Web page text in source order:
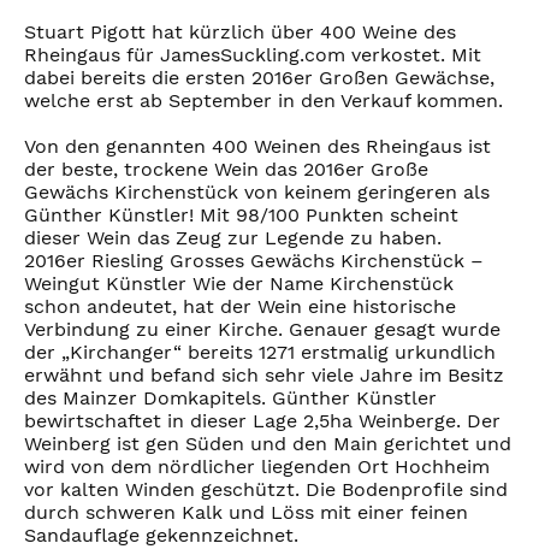
Stuart Pigott hat kürzlich über 400 Weine des
Rheingaus für JamesSuckling.com verkostet. Mit
dabei bereits die ersten 2016er Großen Gewächse,
welche erst ab September in den Verkauf kommen.
Von den genannten 400 Weinen des Rheingaus ist
der beste, trockene Wein das 2016er Große
Gewächs Kirchenstück von keinem geringeren als
Günther Künstler! Mit 98/100 Punkten scheint
dieser Wein das Zeug zur Legende zu haben.
2016er Riesling Grosses Gewächs Kirchenstück –
Weingut Künstler Wie der Name Kirchenstück
schon andeutet, hat der Wein eine historische
Verbindung zu einer Kirche. Genauer gesagt wurde
der „Kirchanger“ bereits 1271 erstmalig urkundlich
erwähnt und befand sich sehr viele Jahre im Besitz
des Mainzer Domkapitels. Günther Künstler
bewirtschaftet in dieser Lage 2,5ha Weinberge. Der
Weinberg ist gen Süden und den Main gerichtet und
wird von dem nördlicher liegenden Ort Hochheim
vor kalten Winden geschützt. Die Bodenprofile sind
durch schweren Kalk und Löss mit einer feinen
Sandauflage gekennzeichnet.